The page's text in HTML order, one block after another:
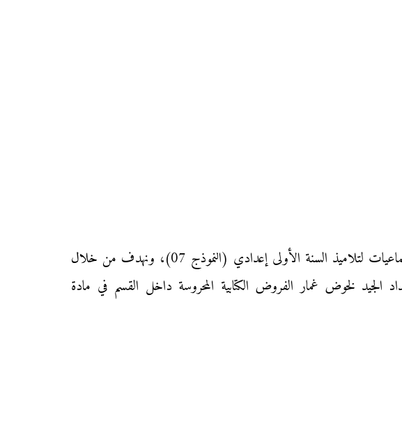
نقدم إليكم زوار موقع «محفظتي» الفرض الأول من المرحلة الأولى من الدورة الأولى في مادة الاجتماعيات لتلاميذ السنة الأولى إعدادي (النموذج 07)، ونهدف من خلال
الجيد لخوض غمار الفروض الكتابية المحروسة داخل القسم في مادة